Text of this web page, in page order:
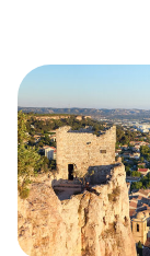
Go to